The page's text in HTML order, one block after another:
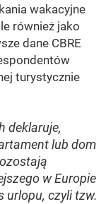
wakacyjne
również jako
dane CBRE
turystycznie
deklaruje,
lub dom
w Europie
urlopu, czyli tzw.